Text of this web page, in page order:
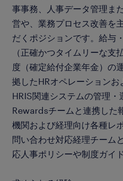
事事務、人事データ管理ま
営や、業務プロセス改善を
だくポジションです。給与
（正確かつタイムリーな支
度（確定給付企業年金）の
拠したHRオペレーション
HRIS関連システムの管理・
Rewardsチームと連携した
機関および経理向け各種レ
問い合わせ対応経理チーム
応人事ポリシーや制度ガイ